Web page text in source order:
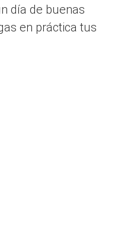
día de buenas
en práctica tus